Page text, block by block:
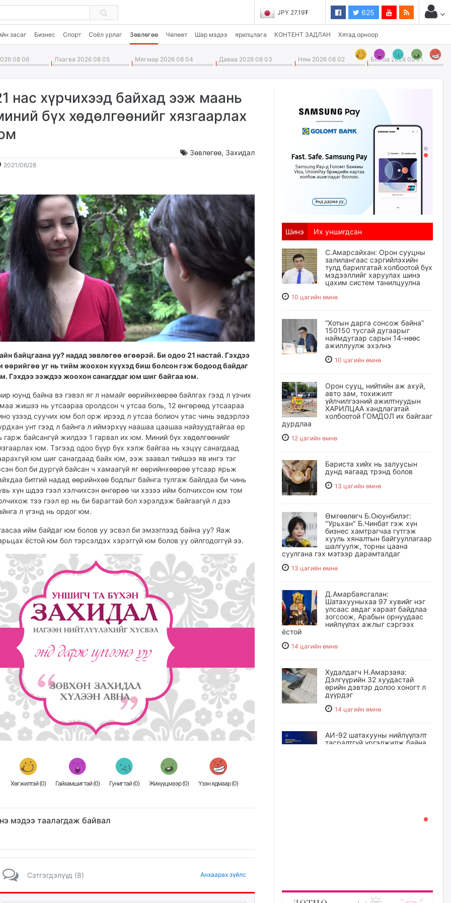
JPY 27.19₮ 625
засаг Бизнес Спорт Соёл урлаг Зөвлөгөө Чөлөөт Шар мэдээ ярилцлага КОНТЕНТ ЗАДЛАН Хятад орноор
08 06 Лхагва 2026 08 05 Мягмар 2026 08 04 Даваа 2026 08 03 Ням 2026 08 02 Бямба 2026 08 01
нас хүрчихээд байхад ээж маань
бүх хөдөлгөөнийг хязгаарлах
Зөвлөгөө, Захидал
2021/06/282021-
17:39:37
2026-
02:47:59
байцгаана уу? надад зөвлөгөө өгөөрэй. Би одоо 21 настай. Гэхдээ
өөрийгөө уг нь тийм жоохон хүүхэд биш болсон гэж бодоод байдаг
Гэхдээ ээждээ жоохон санагддаг юм шиг байгаа юм.
юунд байна вэ гэвэл яг л намайг өөрийнхөөрөө байлгах гээд л үзчих
жишээ нь утсаараа оролдсон ч утсаа боль, 12 өнгөрөөд утсаараа
үзээд суучих юм бол орж ирээд л утсаа болиоч утас чинь эвдэрлээ
унт гээд л байнга л иймэрхүү наашаа цаашаа найзуудтайгаа ер
гарж байсангүй жилдээ 1 гарвал их юм. Миний бүх хөдөлгөөнийг
юм. Тэгээд одоо бүүр бүх хэлж байгаа нь хэцүү санагдаад
юм шиг санагдаад байх юм, ээж заавал тийшээ яв ингэ тэг
бол би дургүй байсан ч хамаагүй яг өөрийнхөөрөө утсаар ярьж
битгий надад өөрийнхөө бодлыг байнга тулгаж байлдаа би чинь
хүн шдээ гээл хэлчихсэн өнгөрөө чи хэзээ ийм болчихсон юм том
тээ гээл ер нь би барагтай бол хэрэлдэж байгаагүй л дээ
л үгэнд нь ордог юм.
ийм байдаг юм болов уу эсвэл би эмзэглээд байна уу? Яаж
ёстой юм бол тэрсэлдэх хэрэггүй юм болов уу ойлгодоггүй ээ.
Хөгжилтэй (0) Гайхамшигтай (0) Гунигтай (0) Жихүүцмээр (0) Үзэн ядмаар (0)
мэдээ таалагдаж байвал
Сэтгэгдэлүүд (8) Анхаарах зүйлс
Шинэ Их уншигдсан
С.Амарсайхан: Орон сууцны
залилангаас сэргийлэхийн
тулд барилгатай холбоотой бүх
мэдээллийг харуулах шинэ
цахим систем танилцуулна
10 цагийн өмнө
“Хотын дарга сонсож байна”
150150 тусгай дугаарыг
наймдугаар сарын 14-нөөс
ажиллуулж эхэлнэ
10 цагийн өмнө
Орон сууц, нийтийн аж ахуй,
авто зам, тохижилт
үйлчилгээний ажилтнуудын
ХАРИЛЦАА хандлагатай
холбоотой ГОМДОЛ их байгааг
дурдлаа
12 цагийн өмнө
Бариста хийх нь залуусын
дунд яагаад трэнд болов
13 цагийн өмнө
Өмгөөлөгч Б.Оюунбилэг:
"Урьхан" Б.Чинбат гэж хүн
бизнес хамтрагчаа гүтгэж
хууль хяналтын байгууллагаар
шалгуулж, торны цаана
суулгана гэх мэтээр дарамталдаг
13 цагийн өмнө
Д.Амарбаясгалан:
Шатахууныхаа 97 хувийг нэг
улсаас авдаг хараат байдлаа
зогсоож, Арабын орнуудаас
нийлүүлэх ажлыг сэргээх
ёстой
14 цагийн өмнө
Худалдагч Н.Амарзаяа:
Дэлгүүрийн 32 хуудастай
өрийн дэвтэр долоо хоногт л
дүүрдэг
14 цагийн өмнө
АИ-92 шатахууны нийлүүлэлт
тасралтгүй үргэлжилж байна